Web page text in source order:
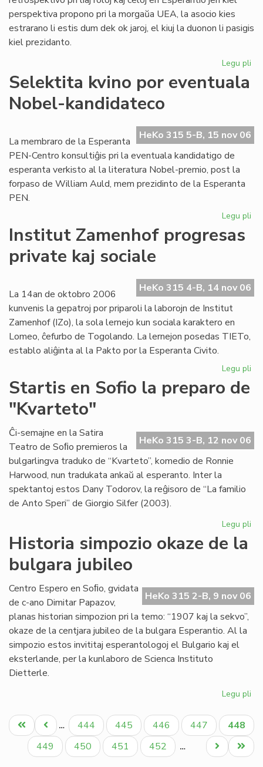
perspektiva propono pri la morgaŭa UEA, la asocio kies
estrarano li estis dum dek ok jaroj, el kiuj la duonon li pasigis
kiel prezidanto.
Legu pli
sia
Selektita kvino por eventuala
Nobel-kandidateco
HeKo 315 5-B, 15 nov 06
La membraro de la Esperanta
PEN-Centro konsultiĝis pri la eventuala kandidatigo de
esperanta verkisto al la literatura Nobel-premio, post la
forpaso de William Auld, mem prezidinto de la Esperanta
PEN.
Legu pli
Institut Zamenhof progresas
private kaj sociale
HeKo 315 4-B, 14 nov 06
La 14an de oktobro 2006
kunvenis la gepatroj por priparoli la laborojn de Institut
Zamenhof (IZo), la sola lernejo kun sociala karaktero en
Lomeo, ĉefurbo de Togolando. La lernejon posedas TIETo,
establo aliĝinta al la Pakto por la Esperanta Civito.
Legu pli
kaj
Startis en Sofio la preparo de
"Kvarteto"
HeKo 315 3-B, 12 nov 06
Ĉi-semajne en la Satira
Teatro de Soﬁo premieros la
bulgarlingva traduko de “Kvarteto”, komedio de Ronnie
Harwood, nun tradukata ankaŭ al esperanto. Inter la
spektantoj estos Dany Todorov, la reĝisoro de “La familio
de Anto Speri” de Giorgio Silfer (2003).
Legu pli
Historia simpozio okaze de la
bulgara jubileo
HeKo 315 2-B, 9 nov 06
Centro Espero en Soﬁo, gvidata
de c-ano Dimitar Papazov,
planas historian simpozion pri la temo: “1907 kaj la sekvo”,
okaze de la centjara jubileo de la bulgara Esperantio. Al la
simpozio estos invititaj esperantologoj el Bulgario kaj el
eksterlande, per la kunlaboro de Scienca Instituto
Dietterle.
Legu pli
de
la
Pagination
Unua
paĝo
Antaŭa
paĝo
… Paĝo
444 Paĝo
445 Paĝo
446 Paĝo
447
Aktuala
paĝo
448
Paĝo
449 Paĝo
450 Paĝo
451 Paĝo
452 …
Last
page
Next
page